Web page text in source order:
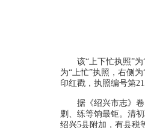
该“上下忙执照”
为“上忙”执照，右侧
印红戳，执照编号第
据《绍兴市志》
剿、练等饷最钜。清
绍兴5县附加，有县税